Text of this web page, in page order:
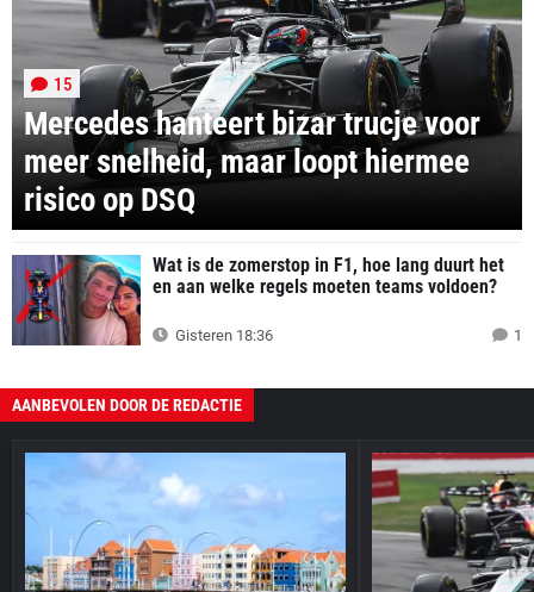
Mercedes hanteert bizar trucje voor
meer snelheid, maar loopt hiermee
risico op DSQ
15
Wat is de zomerstop in F1, hoe lang duurt het
en aan welke regels moeten teams voldoen?
Gisteren 18:36 1
AANBEVOLEN DOOR DE REDACTIE